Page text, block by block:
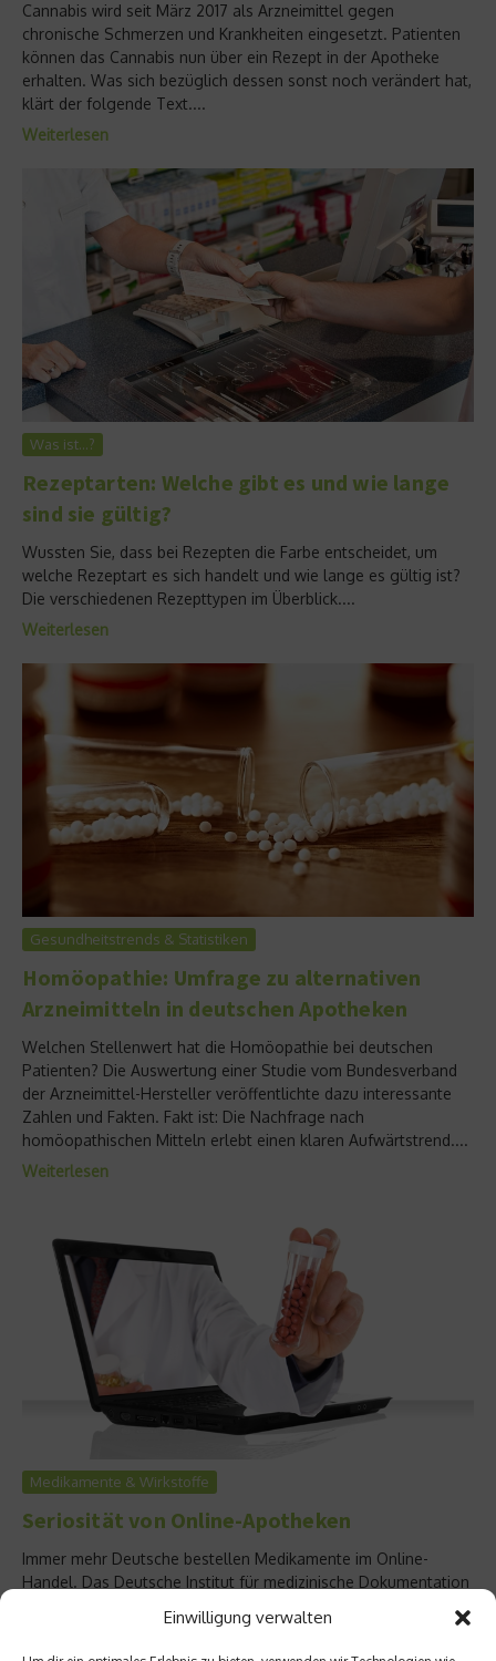
Einwilligung verwalten
Cannabis wird seit März 2017 als Arzneimittel gegen
chronische Schmerzen und Krankheiten eingesetzt. Patienten
können das Cannabis nun über ein Rezept in der Apotheke
erhalten. Was sich bezüglich dessen sonst noch verändert hat,
klärt der folgende Text....
Weiterlesen
Was ist…?
Rezeptarten: Welche gibt es und wie lange
sind sie gültig?
Wussten Sie, dass bei Rezepten die Farbe entscheidet, um
welche Rezeptart es sich handelt und wie lange es gültig ist?
Die verschiedenen Rezepttypen im Überblick....
Weiterlesen
Gesundheitstrends & Statistiken
Homöopathie: Umfrage zu alternativen
Arzneimitteln in deutschen Apotheken
Welchen Stellenwert hat die Homöopathie bei deutschen
Patienten? Die Auswertung einer Studie vom Bundesverband
der Arzneimittel-Hersteller veröffentlichte dazu interessante
Zahlen und Fakten. Fakt ist: Die Nachfrage nach
homöopathischen Mitteln erlebt einen klaren Aufwärtstrend....
Weiterlesen
Medikamente & Wirkstoffe
Seriosität von Online-Apotheken
Immer mehr Deutsche bestellen Medikamente im Online-
Handel. Das Deutsche Institut für medizinische Dokumentation
Versandapotheken nicht sicher sind und warnt vor Produkten
bestimmter Arzneimittelanbieter. Diese seien oftmals